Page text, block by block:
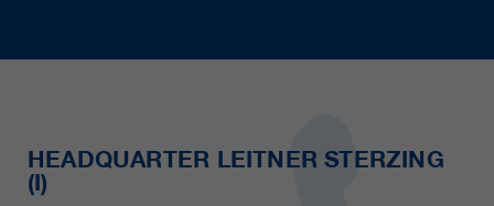
HEADQUARTER LEITNER STERZING
(I)